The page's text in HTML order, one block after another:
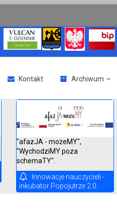
Kontakt Archiwum
"afazJA - możeMY",
"WychodziMY poza
schemaTY".
Innowacje nauczycieli -
inkubator Popojutrze 2.0.